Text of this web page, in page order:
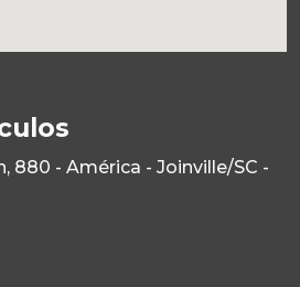
880 - América - Joinville/SC -